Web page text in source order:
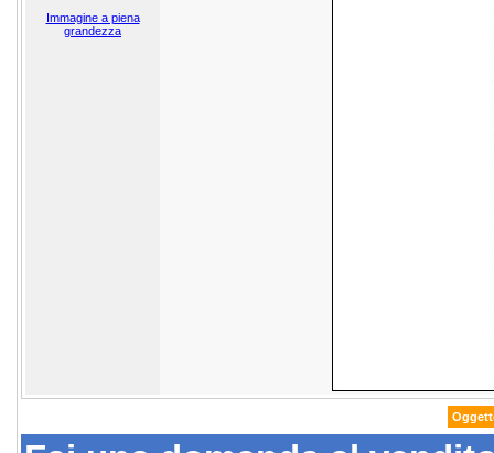
Immagine a piena
grandezza